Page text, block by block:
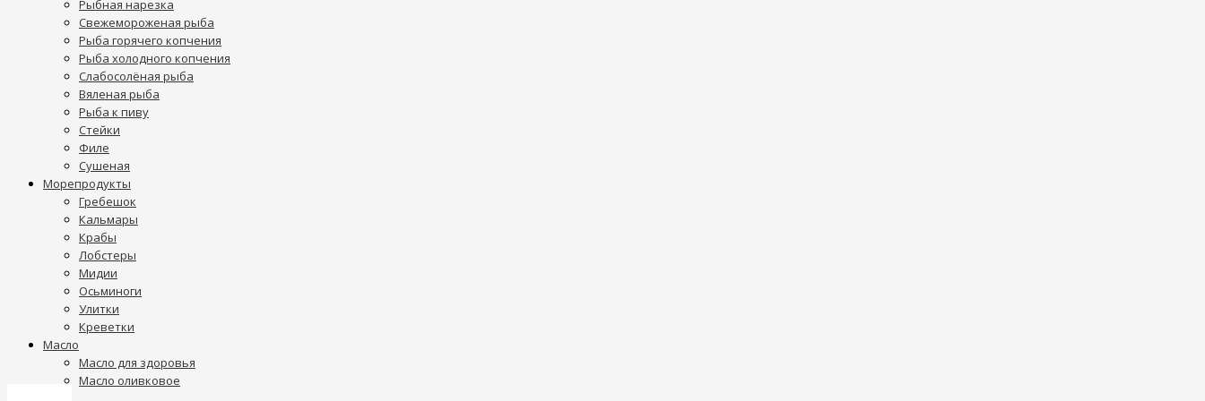
Рыбная нарезка
Свежемороженая рыба
Рыба горячего копчения
Рыба холодного копчения
Слабосолёная рыба
Вяленая рыба
Рыба к пиву
Стейки
Филе
Сушеная
Морепродукты
Гребешок
Кальмары
Крабы
Лобстеры
Мидии
Осьминоги
Улитки
Креветки
Масло
Масло для здоровья
Масло оливковое